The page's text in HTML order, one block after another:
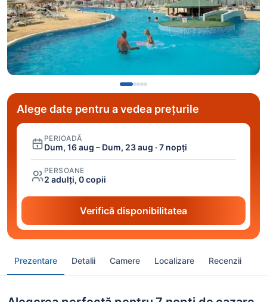
Alege date pentru a vedea prețurile
PERIOADĂ
Dum, 16 aug – Dum, 23 aug · 7 nopți
PERSOANE
2 adulți, 0 copii
Verifică disponibilitatea
Prezentare Detalii Camere Localizare Recenzii